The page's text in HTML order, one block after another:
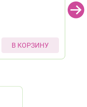
В КОРЗИНУ